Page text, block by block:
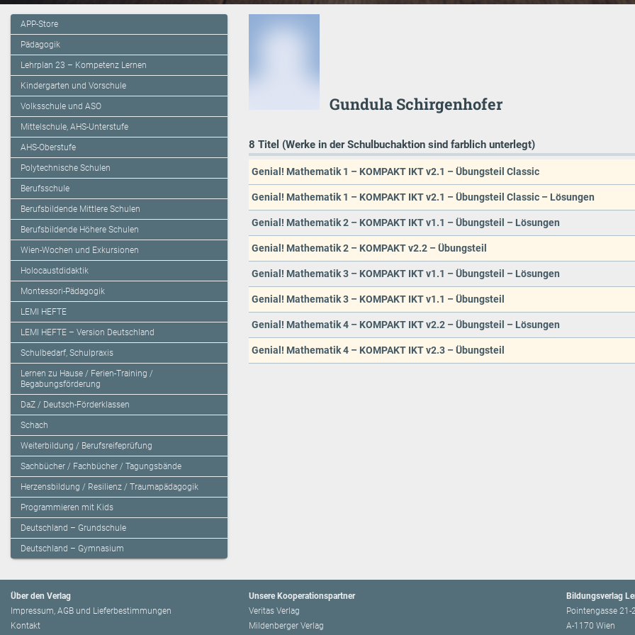
APP-Store
Pädagogik
Lehrplan 23 – Kompetenz Lernen
Kindergarten und Vorschule
Volksschule und ASO
Mittelschule, AHS-Unterstufe
AHS-Oberstufe
Polytechnische Schulen
Berufsschule
Berufsbildende Mittlere Schulen
Berufsbildende Höhere Schulen
Wien-Wochen und Exkursionen
Holocaustdidaktik
Montessori-Pädagogik
LEMI HEFTE
LEMI HEFTE – Version Deutschland
Schulbedarf, Schulpraxis
Lernen zu Hause / Ferien-Training /
Begabungsförderung
DaZ / Deutsch-Förderklassen
Schach
Weiterbildung / Berufsreifeprüfung
Sachbücher / Fachbücher / Tagungsbände
Herzensbildung / Resilienz / Traumapädagogik
Programmieren mit Kids
Deutschland – Grundschule
Deutschland – Gymnasium
Gundula Schirgenhofer
8 Titel (Werke in der Schulbuchaktion sind farblich unterlegt)
Genial! Mathematik 1 – KOMPAKT IKT v2.1 – Übungsteil Classic
Genial! Mathematik 1 – KOMPAKT IKT v2.1 – Übungsteil Classic – Lösungen
Genial! Mathematik 2 – KOMPAKT IKT v1.1 – Übungsteil – Lösungen
Genial! Mathematik 2 – KOMPAKT v2.2 – Übungsteil
Genial! Mathematik 3 – KOMPAKT IKT v1.1 – Übungsteil – Lösungen
Genial! Mathematik 3 – KOMPAKT IKT v1.1 – Übungsteil
Genial! Mathematik 4 – KOMPAKT IKT v2.2 – Übungsteil – Lösungen
Genial! Mathematik 4 – KOMPAKT IKT v2.3 – Übungsteil
Über den Verlag
Impressum, AGB und Lieferbestimmungen
Kontakt
Unsere Kooperationspartner
Veritas Verlag
Mildenberger Verlag
Bildungsverlag
Pointengasse 21-
A-1170 Wien